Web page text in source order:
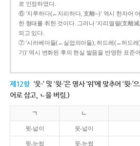
로 인정하였다.
⑥ ‘지루하다(←지리하다, 支離--)’ 역시 한자어
한 형태를 취한 것이다. 그러나 ‘지리멸렬(支離滅
되고 있다.
⑦ ‘시러베아들(←실업의아들), 허드레(←허드
기)’ 역시 변화된 후의 현실 발음을 반영한 표준
제12항 ‘웃-’ 및 ‘윗-’은 명사 ‘위’에 맞추어 ‘윗-
어로 삼고, ㄴ을 버림.)
ㄱ ㄴ
윗-넓이 웃-넓이
윗-눈썹 웃-눈썹